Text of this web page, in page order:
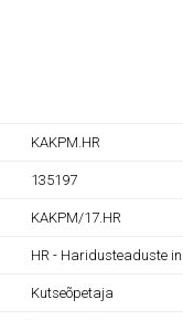
KAKPM.HR
135197
KAKPM/17.HR
HR - Haridusteaduste
Kutseõpetaja